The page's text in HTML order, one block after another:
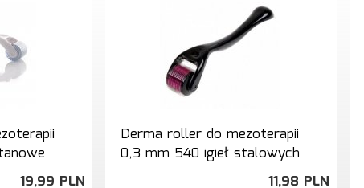
19,99 PLN
Derma roller do mezoterapii
0,3 mm 540 igieł stalowych
11,98 PLN